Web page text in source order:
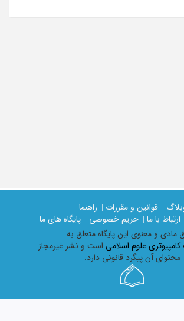
| قوانین و مقررات |
راهنما
ارتباط با ما | حریم خصوصی |
پایگاه های ما
مادی و معنوی اين پايگاه متعلق به
کامپیوتری علوم اسلامی است و نشر غیرمجاز
محتوای آن پیگرد قانونی دارد.